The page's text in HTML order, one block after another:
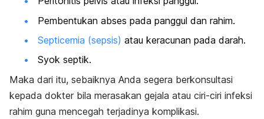
Pembentukan abses pada panggul dan rahim.
Septicemia (sepsis) atau keracunan pada darah.
Syok septik.
Maka dari itu, sebaiknya Anda segera berkonsultasi
kepada dokter bila merasakan gejala atau ciri-ciri infeksi
rahim guna mencegah terjadinya komplikasi.